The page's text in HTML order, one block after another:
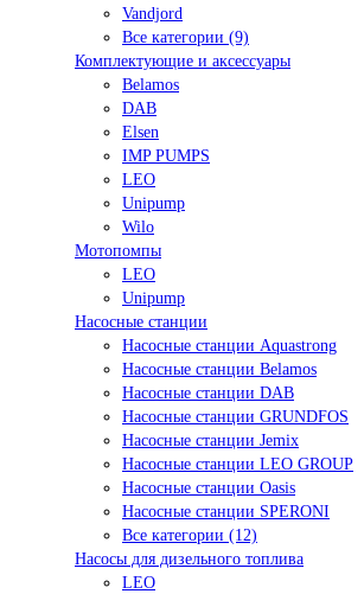
Vandjord
Все категории (9)
Комплектующие и аксессуары
Belamos
DAB
Elsen
IMP PUMPS
LEO
Unipump
Wilo
Мотопомпы
LEO
Unipump
Насосные станции
Насосные станции Aquastrong
Насосные станции Belamos
Насосные станции DAB
Насосные станции GRUNDFOS
Насосные станции Jemix
Насосные станции LEO GROUP
Насосные станции Oasis
Насосные станции SPERONI
Все категории (12)
Насосы для дизельного топлива
LEO